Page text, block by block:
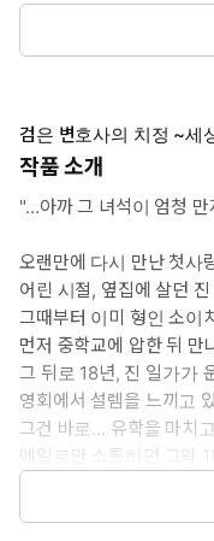
4권: 23화 ~ 30화
검은 변호사의 치정 ~세
작품 소개
"…아까 그 녀석이 엄청 만
오랜만에 다시 만난 첫사
어린 시절, 옆집에 살던
그때부터 이미 형인 소이
먼저 중학교에 압한 뒤
그 뒤로 18년, 진 일가가
영회에서 설렘을 느끼고
그건 바로… 유학을 마치
메일로만 소통하던 그와
유이는 기대감에 가슴이